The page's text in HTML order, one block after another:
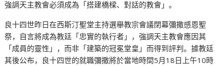
強調天主教會必須成為「搭建橋樑、對話的教會」。
良十四世昨日在西斯汀聖堂主持選舉教宗會議閉幕彌撒感恩聖
祭，自言將成為教廷「忠實的執行者」，強調天主教會應因其
「成員的靈性」，而非「建築的冠冕堂皇」而得到評判。據教廷
其後公布，良十四世的就職彌撒將於當地時間5月18日上午10時